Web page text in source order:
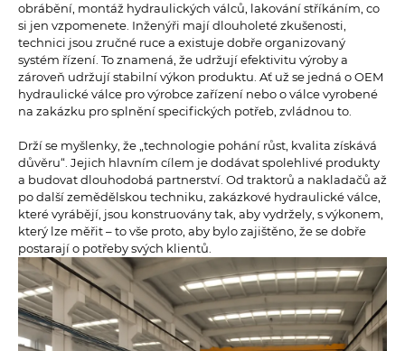
obrábění, montáž hydraulických válců, lakování stříkáním, co
si jen vzpomenete. Inženýři mají dlouholeté zkušenosti,
technici jsou zručné ruce a existuje dobře organizovaný
systém řízení. To znamená, že udržují efektivitu výroby a
zároveň udržují stabilní výkon produktu. Ať už se jedná o OEM
hydraulické válce pro výrobce zařízení nebo o válce vyrobené
na zakázku pro splnění specifických potřeb, zvládnou to.
Drží se myšlenky, že „technologie pohání růst, kvalita získává
důvěru“. Jejich hlavním cílem je dodávat spolehlivé produkty
a budovat dlouhodobá partnerství. Od traktorů a nakladačů až
po další zemědělskou techniku, zakázkové hydraulické válce,
které vyrábějí, jsou konstruovány tak, aby vydržely, s výkonem,
který lze měřit – to vše proto, aby bylo zajištěno, že se dobře
postarají o potřeby svých klientů.